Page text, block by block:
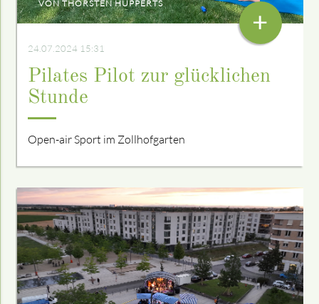
VON THORSTEN HUPPERTS
24.07.2024 15:31
Pilates Pilot zur glücklichen
Stunde
Open-air Sport im Zollhofgarten
+